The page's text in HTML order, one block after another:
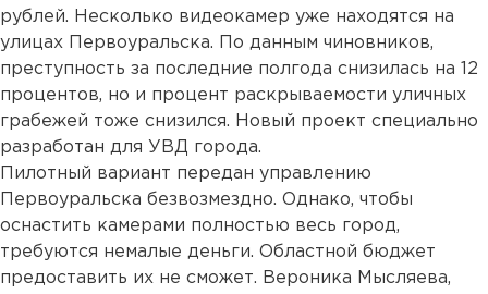
рублей. Несколько видеокамер уже находятся на
улицах Первоуральска. По данным чиновников,
преступность за последние полгода снизилась на 12
процентов, но и процент раскрываемости уличных
грабежей тоже снизился. Новый проект специально
разработан для УВД города.
Пилотный вариант передан управлению
Первоуральска безвозмездно. Однако, чтобы
оснастить камерами полностью весь город,
требуются немалые деньги. Областной бюджет
предоставить их не сможет. Вероника Мысляева,